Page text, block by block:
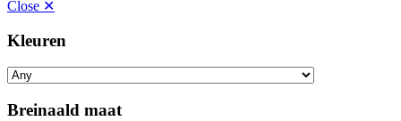
Close ✕
Kleuren
Breinaald maat